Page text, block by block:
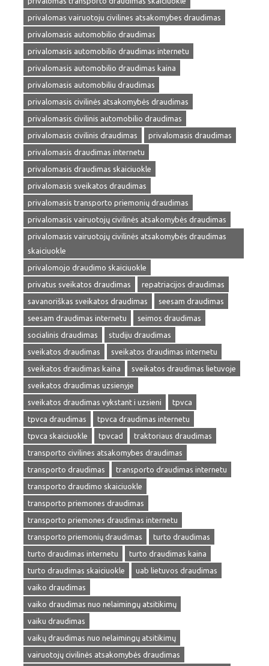
privalomas vairuotoju civilines atsakomybes draudimas
privalomasis automobilio draudimas
privalomasis automobilio draudimas internetu
privalomasis automobilio draudimas kaina
privalomasis automobiliu draudimas
privalomasis civilinės atsakomybės draudimas
privalomasis civilinis automobilio draudimas
privalomasis civilinis draudimas
privalomasis draudimas
privalomasis draudimas internetu
privalomasis draudimas skaiciuokle
privalomasis sveikatos draudimas
privalomasis transporto priemonių draudimas
privalomasis vairuotojų civilinės atsakomybės draudimas
privalomasis vairuotojų civilinės atsakomybės draudimas
skaiciuokle
privalomojo draudimo skaiciuokle
privatus sveikatos draudimas
repatriacijos draudimas
savanoriškas sveikatos draudimas
seesam draudimas
seesam draudimas internetu
seimos draudimas
socialinis draudimas
studiju draudimas
sveikatos draudimas
sveikatos draudimas internetu
sveikatos draudimas kaina
sveikatos draudimas lietuvoje
sveikatos draudimas uzsienyje
sveikatos draudimas vykstant i uzsieni
tpvca
tpvca draudimas
tpvca draudimas internetu
tpvca skaiciuokle
tpvcad
traktoriaus draudimas
transporto civilines atsakomybes draudimas
transporto draudimas
transporto draudimas internetu
transporto draudimo skaiciuokle
transporto priemones draudimas
transporto priemones draudimas internetu
transporto priemonių draudimas
turto draudimas
turto draudimas internetu
turto draudimas kaina
turto draudimas skaiciuokle
uab lietuvos draudimas
vaiko draudimas
vaiko draudimas nuo nelaimingų atsitikimų
vaiku draudimas
vaikų draudimas nuo nelaimingų atsitikimų
vairuotojų civilinės atsakomybės draudimas